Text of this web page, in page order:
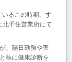
るこの時期。す
千住営業所にて
、隔日勤務や夜
秋に健康診断を